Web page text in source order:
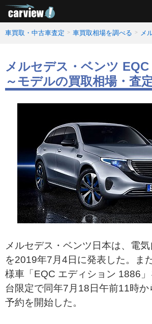
車買取・中古車査定 車買取相場を調べる メ
メルセデス・ベンツ EQC
～モデルの買取相場・査
メルセデス・ベンツ日本は、電気
を2019年7月4日に発表した。ま
様車「EQC エディション 1886
台限定で同年7月18日午前11時か
予約を開始した。